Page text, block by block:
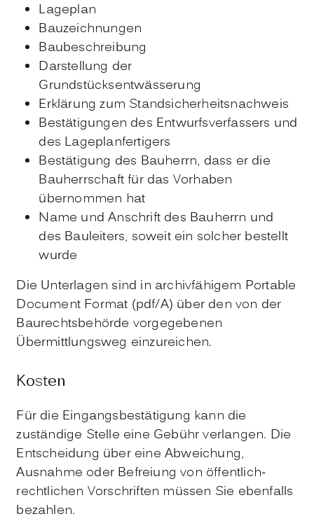
Lageplan
Bauzeichnungen
Baubeschreibung
Darstellung der
Grundstücksentwässerung
Erklärung zum Standsicherheitsnachweis
Bestätigungen des Entwurfsverfassers und
des Lageplanfertigers
Bestätigung des Bauherrn, dass er die
Bauherrschaft für das Vorhaben
übernommen hat
Name und Anschrift des Bauherrn und
des Bauleiters, soweit ein solcher bestellt
wurde
Die Unterlagen sind in archivfähigem Portable
Document Format (pdf/A) über den von der
Baurechtsbehörde vorgegebenen
Übermittlungsweg einzureichen.
Kosten
Für die Eingangsbestätigung kann die
zuständige Stelle eine Gebühr verlangen. Die
Entscheidung über eine Abweichung,
Ausnahme oder Befreiung von öffentlich-
rechtlichen Vorschriften müssen Sie ebenfalls
bezahlen.